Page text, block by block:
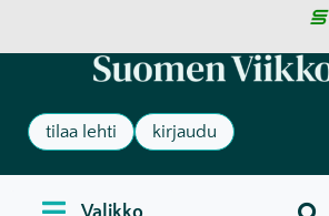
tilaa lehti kirjaudu